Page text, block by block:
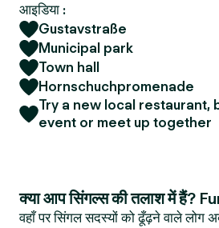
आइडिया :
Gustavstraße
Municipal park
Town hall
Hornschuchpromenade
Try a new local restaurant,
event or meet up together
क्या आप सिंगल्स की तलाश में हैं?
वहाँ पर सिंगल सदस्यों को ढूँढ़ने वाले लोग